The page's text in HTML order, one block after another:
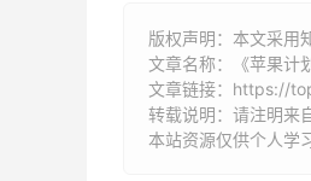
版权声明：本文采用
文章名称：《苹果计
文章链接： https://
转载说明：请注明来
本站资源仅供个人学